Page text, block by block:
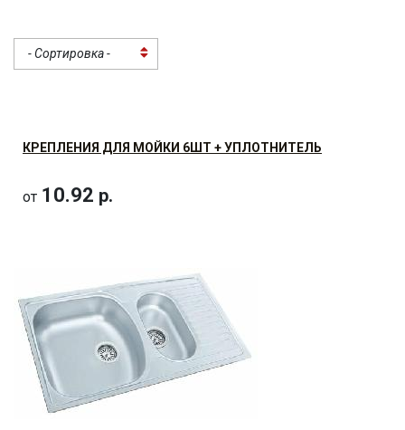
- Сортировка -
КРЕПЛЕНИЯ ДЛЯ МОЙКИ 6ШТ + УПЛОТНИТЕЛЬ
от 10.92 р.